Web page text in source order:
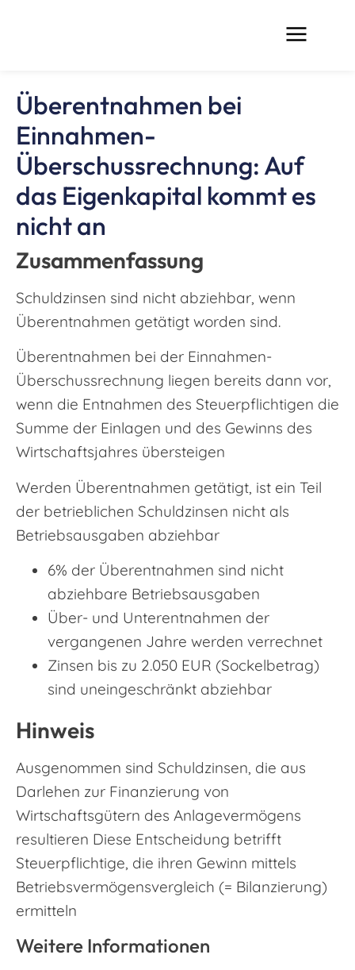
Überentnahmen bei
Einnahmen-
Überschussrechnung: Auf
das Eigenkapital kommt es
nicht an
Zusammenfassung
Schuldzinsen sind nicht abziehbar, wenn
Überentnahmen getätigt worden sind.
Überentnahmen bei der Einnahmen-
Überschussrechnung liegen bereits dann vor,
wenn die Entnahmen des Steuerpflichtigen die
Summe der Einlagen und des Gewinns des
Wirtschaftsjahres übersteigen
Werden Überentnahmen getätigt, ist ein Teil
der betrieblichen Schuldzinsen nicht als
Betriebsausgaben abziehbar
6% der Überentnahmen sind nicht
abziehbare Betriebsausgaben
Über- und Unterentnahmen der
vergangenen Jahre werden verrechnet
Zinsen bis zu 2.050 EUR (Sockelbetrag)
sind uneingeschränkt abziehbar
Hinweis
Ausgenommen sind Schuldzinsen, die aus
Darlehen zur Finanzierung von
Wirtschaftsgütern des Anlagevermögens
resultieren Diese Entscheidung betrifft
Steuerpflichtige, die ihren Gewinn mittels
Betriebsvermögensvergleich (= Bilanzierung)
ermitteln
Weitere Informationen